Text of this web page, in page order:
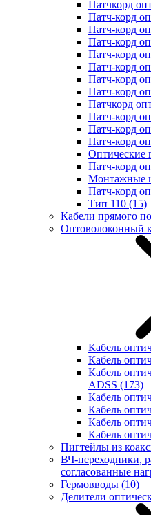
Патчкорд
Патч-корд
Патч-корд
Патч-корд
Патч-корд
Патч-корд
Патч-корд
Патч-корд
Патчкорд
Патч-корд
Патч-корд
Патч-корд
Оптические
Патч-корд
Монтажные
Патч-корд
Тип 110 (15)
Кабели прямого
Оптоволоконный
Кабель
Кабель
Кабель
ADSS (173)
Кабель
Кабель
Кабель
Кабель
Пигтейлы из
ВЧ-переходники,
согласованные
Гермовводы (10)
Делители